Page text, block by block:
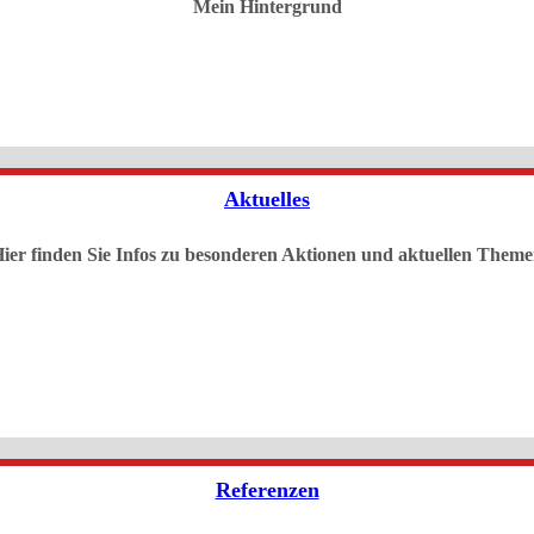
Mein Hintergrund
Aktuelles
finden Sie Infos zu besonderen Aktionen und aktuellen
Referenzen